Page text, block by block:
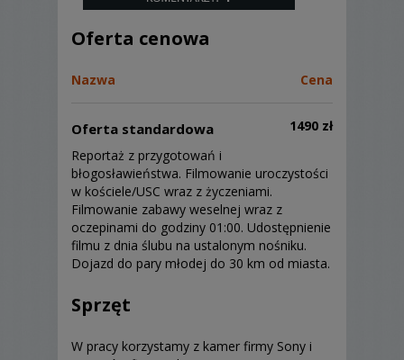
Oferta cenowa
Nazwa Cena
Oferta standardowa
1490 zł
Reportaż z przygotowań i
błogosławieństwa. Filmowanie uroczystości
w kościele/USC wraz z życzeniami.
Filmowanie zabawy weselnej wraz z
oczepinami do godziny 01:00. Udostępnienie
filmu z dnia ślubu na ustalonym nośniku.
Dojazd do pary młodej do 30 km od miasta.
Sprzęt
W pracy korzystamy z kamer firmy Sony i